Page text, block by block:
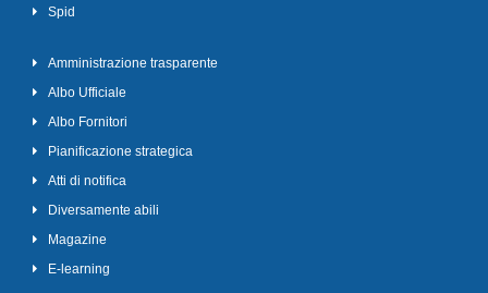
Spid
Amministrazione trasparente
Albo Ufficiale
Albo Fornitori
Pianificazione strategica
Atti di notifica
Diversamente abili
Magazine
E-learning